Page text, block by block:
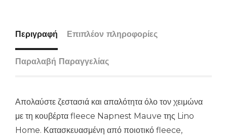
Περιγραφή Επιπλέον πληροφορίες
Παραλαβή Παραγγελίας
Απολαύστε ζεστασιά και απαλότητα όλο τον χειμώνα
με τη κουβέρτα fleece Napnest Mauve της Lino
Home. Κατασκευασμένη από ποιοτικό fleece,